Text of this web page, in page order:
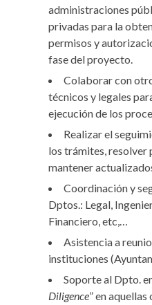
administraciones
privadas para la
permisos y
fase del proyecto.
Colaborar con
técnicos y legales
ejecución de los
Realizar el
los trámites, resolver
mantener
Coordinación y
Dptos.: Legal,
Financiero, etc,…
Asistencia a
instituciones
Soporte al Dpto.
Diligence” en